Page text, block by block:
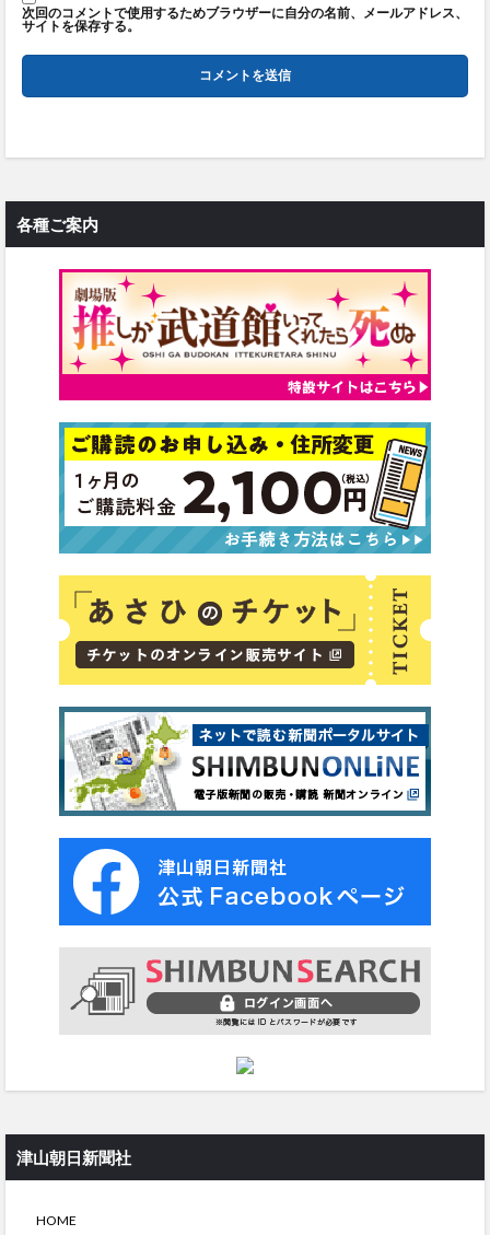
次回のコメントで使用するためブラウザーに自分の名前、メールアドレス、
サイトを保存する。
各種ご案内
津山朝日新聞社
HOME